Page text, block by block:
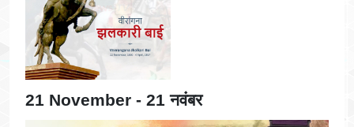
21 November - 21 नवंबर